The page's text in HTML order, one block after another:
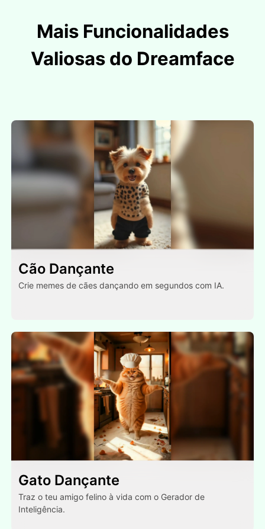
Mais Funcionalidades
Valiosas do Dreamface
Cão Dançante
Crie memes de cães dançando em segundos com IA.
Gato Dançante
Traz o teu amigo felino à vida com o Gerador de
Inteligência.